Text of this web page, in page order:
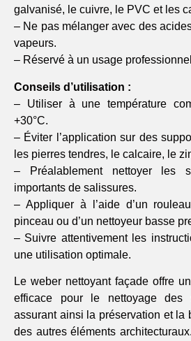
galvanisé, le cuivre, le PVC et les
– Ne pas mélanger avec des
vapeurs.
– Réservé à un usage
Conseils d’utilisation :
– Utiliser à une température
+30°C.
– Éviter l’application sur des
les pierres tendres, le calcaire, le
– Préalablement nettoyer les
importants de salissures.
– Appliquer à l’aide d’un
pinceau ou d’un nettoyeur basse
– Suivre attentivement les
une utilisation optimale.
Le weber nettoyant façade offre
efficace pour le nettoyage des
assurant ainsi la préservation et la
des autres éléments